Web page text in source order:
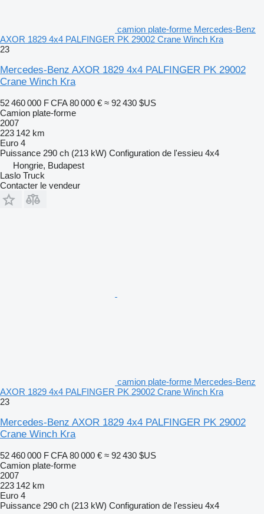
camion plate-forme Mercedes-Benz
AXOR 1829 4x4 PALFINGER PK 29002 Crane Winch Kra
23
Mercedes-Benz AXOR 1829 4x4 PALFINGER PK 29002
Crane Winch Kra
52 460 000 F CFA 80 000 € ≈ 92 430 $US
Camion plate-forme
2007
223 142 km
Euro 4
Puissance 290 ch (213 kW) Configuration de l'essieu 4x4
Hongrie, Budapest
Laslo Truck
Contacter le vendeur
camion plate-forme Mercedes-Benz
AXOR 1829 4x4 PALFINGER PK 29002 Crane Winch Kra
23
Mercedes-Benz AXOR 1829 4x4 PALFINGER PK 29002
Crane Winch Kra
52 460 000 F CFA 80 000 € ≈ 92 430 $US
Camion plate-forme
2007
223 142 km
Euro 4
Puissance 290 ch (213 kW) Configuration de l'essieu 4x4